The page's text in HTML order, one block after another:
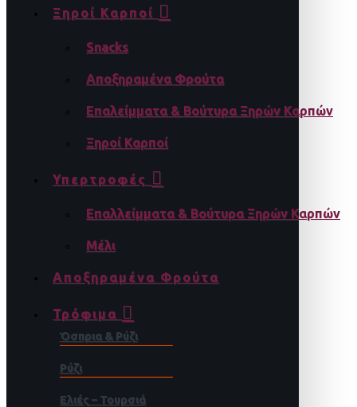
Ξηροί Καρποί
Snacks
Αποξηραμένα Φρούτα
Επαλείμματα & Βούτυρα Ξηρών Καρπών
Ξηροί Καρποί
Υπερτροφές
Επαλλείμματα & Βούτυρα Ξηρών Καρπών
Μέλι
Αποξηραμένα Φρούτα
Τρόφιμα
Όσπρια & Ρύζι
Ρύζι
Ελιές – Τουρσιά